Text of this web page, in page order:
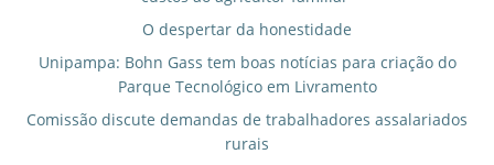
O despertar da honestidade
Unipampa: Bohn Gass tem boas notícias para criação do
Parque Tecnológico em Livramento
Comissão discute demandas de trabalhadores assalariados
rurais